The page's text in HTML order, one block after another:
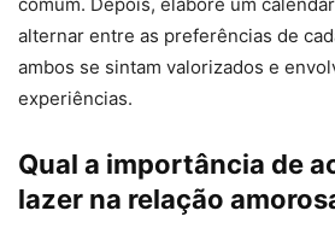
alternar entre as preferências de
ambos se sintam valorizados e
experiências.
Qual a importância de
lazer na relação